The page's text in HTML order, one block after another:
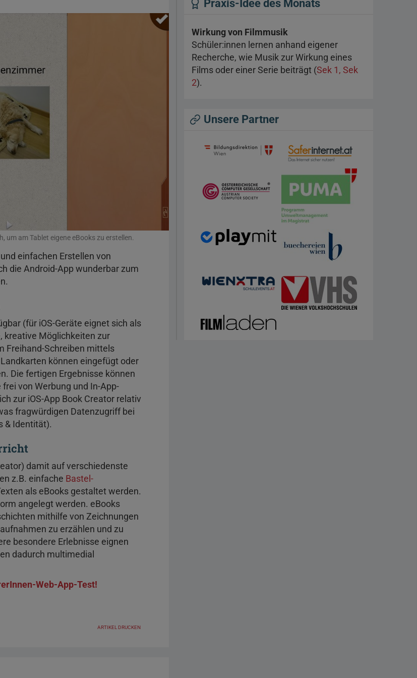
am Tablet eigene eBooks zu erstellen.
einfachen Erstellen von
die Android-App wunderbar zum
(für iOS-Geräte eignet sich als
kreative Möglichkeiten zur
Freihand-Schreiben mittels
können eingefügt oder
Die fertigen Ergebnisse können
von Werbung und In-App-
zur iOS-App Book Creator relativ
fragwürdigen Datenzugriff bei
& Identität).
damit auf verschiedenste
z.B. einfache Bastel-
als eBooks gestaltet werden.
angelegt werden. eBooks
mithilfe von Zeichnungen
zu erzählen und zu
besondere Erlebnisse eignen
dadurch multimedial
Web-App-Test!
ARTIKEL DRUCKEN
Praxis-Idee des Monats
Wirkung von Filmmusik
Schüler:innen lernen anhand eigener
Recherche, wie Musik zur Wirkung eines
Films oder einer Serie beiträgt (Sek 1, Sek
2).
Unsere Partner